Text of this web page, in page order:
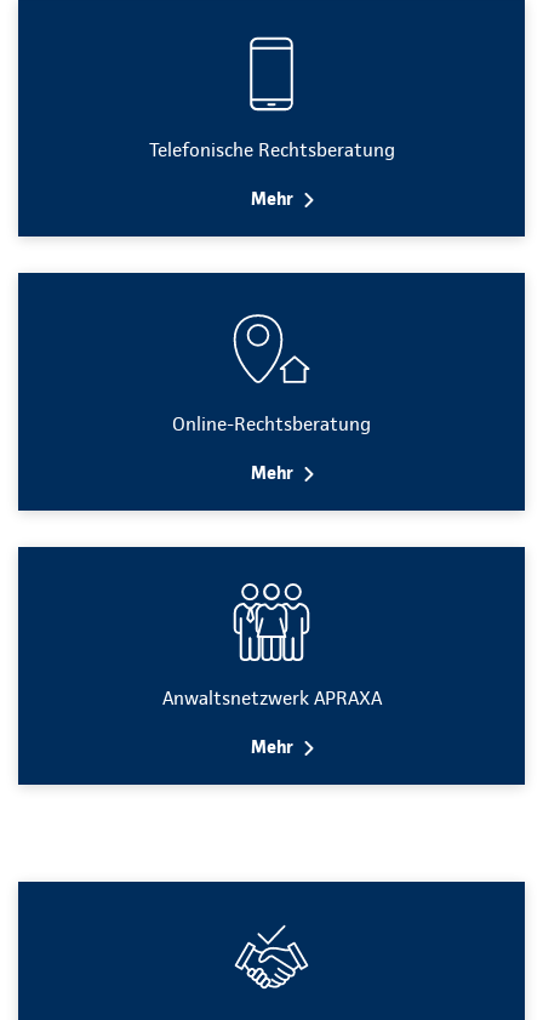
Telefonische Rechtsberatung
Mehr
Online-Rechtsberatung
Mehr
Anwaltsnetzwerk APRAXA
Mehr